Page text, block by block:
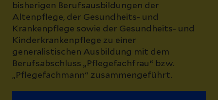
bisherigen Berufsausbildungen der
Altenpflege, der Gesundheits- und
Krankenpflege sowie der Gesundheits- und
Kinderkrankenpflege zu einer
generalistischen Ausbildung mit dem
Berufsabschluss „Pflegefachfrau“ bzw.
„Pflegefachmann“ zusammengeführt.